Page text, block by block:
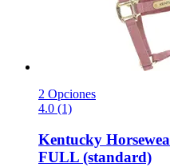
2 Opciones
4.0 (1)
Kentucky
FULL (standard)